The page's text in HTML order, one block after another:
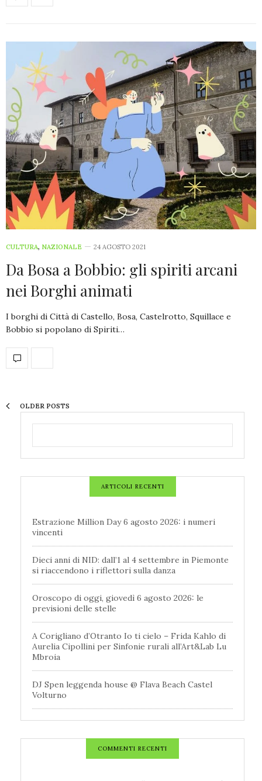
CULTURA, NAZIONALE 24 AGOSTO 2021
Da Bosa a Bobbio: gli spiriti arcani
nei Borghi animati
I borghi di Città di Castello, Bosa, Castelrotto, Squillace e
Bobbio si popolano di Spiriti…
OLDER POSTS
ARTICOLI RECENTI
Estrazione Million Day 6 agosto 2026: i numeri
vincenti
Dieci anni di NID: dall’1 al 4 settembre in Piemonte
si riaccendono i riflettori sulla danza
Oroscopo di oggi, giovedì 6 agosto 2026: le
previsioni delle stelle
A Corigliano d’Otranto Io ti cielo – Frida Kahlo di
Aurelia Cipollini per Sinfonie rurali all’Art&Lab Lu
Mbroia
DJ Spen leggenda house @ Flava Beach Castel
Volturno
COMMENTI RECENTI